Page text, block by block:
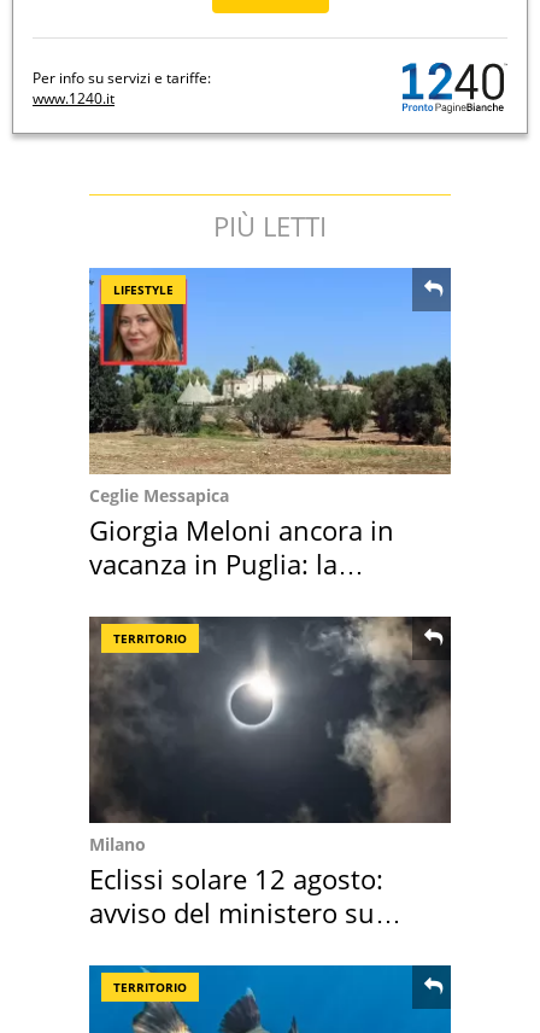
Per info su servizi e tariffe:
www.1240.it
PIÙ LETTI
LIFESTYLE
Ceglie Messapica
Giorgia Meloni ancora in
vacanza in Puglia: la
TERRITORIO
Milano
Eclissi solare 12 agosto:
avviso del ministero su
TERRITORIO